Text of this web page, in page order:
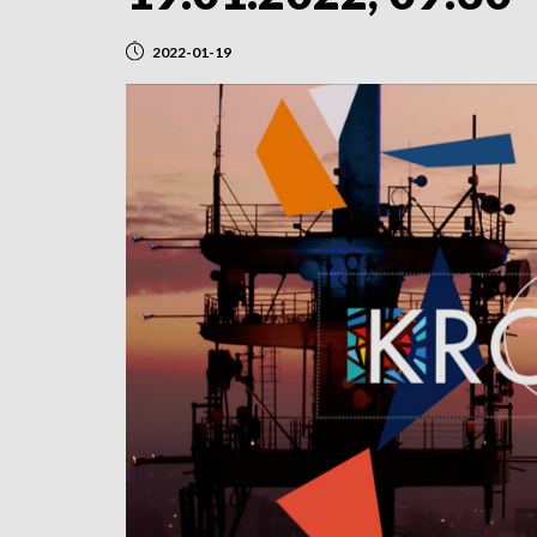
2022-01-19